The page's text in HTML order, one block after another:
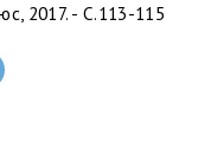
2017. - С.113-115